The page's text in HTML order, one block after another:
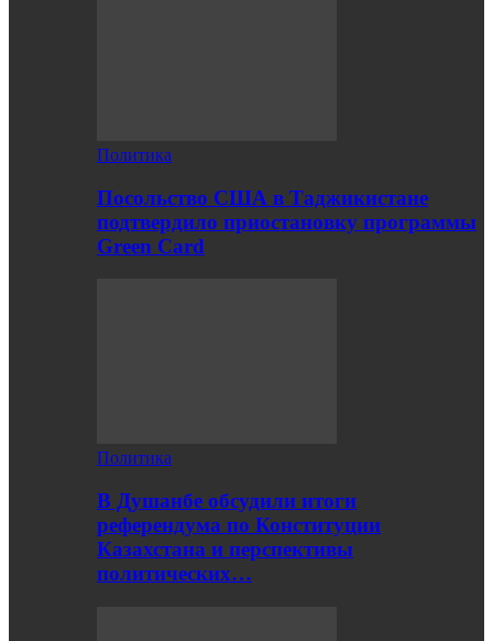
Политика
Посольство США в Таджикистане
подтвердило приостановку программы
Green Card
Политика
В Душанбе обсудили итоги
референдума по Конституции
Казахстана и перспективы
политических…